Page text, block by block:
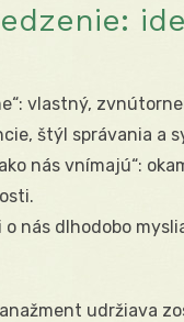
vlastný,
štýl správania a
nás vnímajú“:
o nás dlhodobo
udržiava